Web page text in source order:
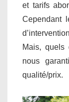
et tarifs
Cependant
Mais, quels
nous
qualité/prix.